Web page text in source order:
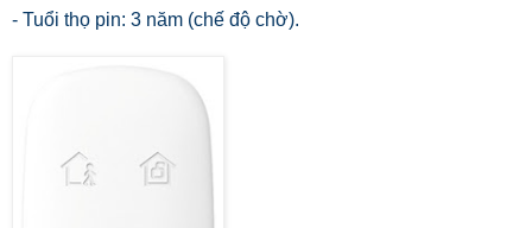
- Tuổi thọ pin: 3 năm (chế độ chờ).